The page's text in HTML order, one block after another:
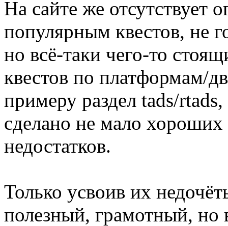
На сайте же отсутствует
популярным квестов, не
но всё-таки чего-то
квестов по платформам/
примеру раздел tads/
сделано не мало
недостатков.
Только усвоив их
полезный, грамотный, но